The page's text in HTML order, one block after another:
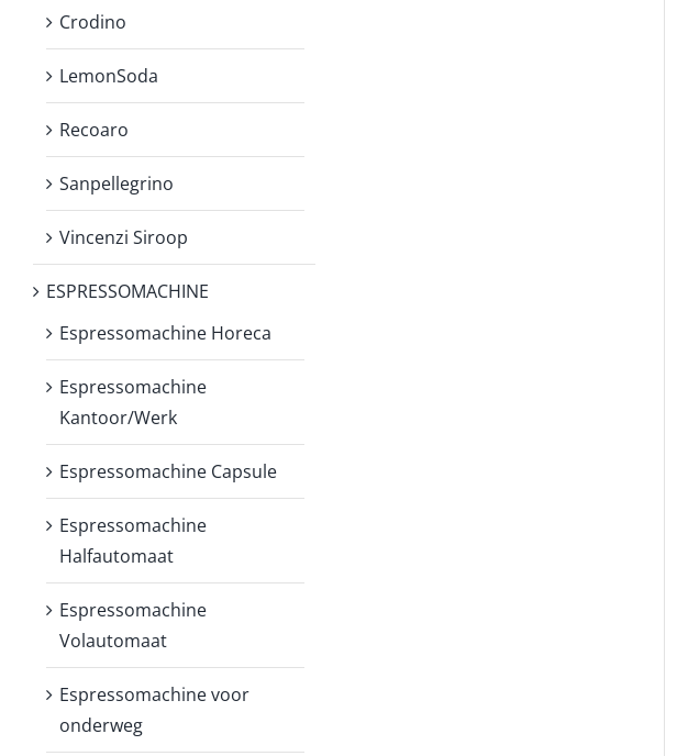
Crodino
LemonSoda
Recoaro
Sanpellegrino
Vincenzi Siroop
ESPRESSOMACHINE
Espressomachine Horeca
Espressomachine
Kantoor/Werk
Espressomachine Capsule
Espressomachine
Halfautomaat
Espressomachine
Volautomaat
Espressomachine voor
onderweg